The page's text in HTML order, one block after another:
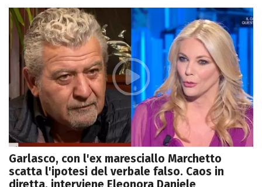
Garlasco, con l'ex maresciallo Marchetto
scatta l'ipotesi del verbale falso. Caos in